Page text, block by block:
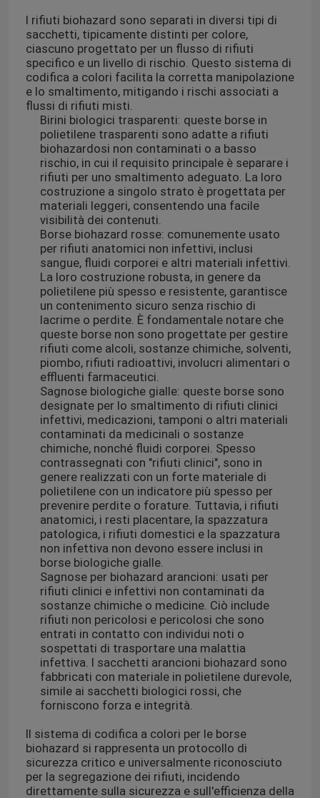
I rifiuti biohazard sono separati in diversi tipi di
sacchetti, tipicamente distinti per colore,
ciascuno progettato per un flusso di rifiuti
specifico e un livello di rischio. Questo sistema di
codifica a colori facilita la corretta manipolazione
e lo smaltimento, mitigando i rischi associati a
flussi di rifiuti misti.
Birini biologici trasparenti: queste borse in
polietilene trasparenti sono adatte a rifiuti
biohazardosi non contaminati o a basso
rischio, in cui il requisito principale è separare i
rifiuti per uno smaltimento adeguato. La loro
costruzione a singolo strato è progettata per
materiali leggeri, consentendo una facile
visibilità dei contenuti.
Borse biohazard rosse: comunemente usato
per rifiuti anatomici non infettivi, inclusi
sangue, fluidi corporei e altri materiali infettivi.
La loro costruzione robusta, in genere da
polietilene più spesso e resistente, garantisce
un contenimento sicuro senza rischio di
lacrime o perdite. È fondamentale notare che
queste borse non sono progettate per gestire
rifiuti come alcoli, sostanze chimiche, solventi,
piombo, rifiuti radioattivi, involucri alimentari o
effluenti farmaceutici.
Sagnose biologiche gialle: queste borse sono
designate per lo smaltimento di rifiuti clinici
infettivi, medicazioni, tamponi o altri materiali
contaminati da medicinali o sostanze
chimiche, nonché fluidi corporei. Spesso
contrassegnati con "rifiuti clinici", sono in
genere realizzati con un forte materiale di
polietilene con un indicatore più spesso per
prevenire perdite o forature. Tuttavia, i rifiuti
anatomici, i resti placentare, la spazzatura
patologica, i rifiuti domestici e la spazzatura
non infettiva non devono essere inclusi in
borse biologiche gialle.
Sagnose per biohazard arancioni: usati per
rifiuti clinici e infettivi non contaminati da
sostanze chimiche o medicine. Ciò include
rifiuti non pericolosi e pericolosi che sono
entrati in contatto con individui noti o
sospettati di trasportare una malattia
infettiva. I sacchetti arancioni biohazard sono
fabbricati con materiale in polietilene durevole,
simile ai sacchetti biologici rossi, che
forniscono forza e integrità.
Il sistema di codifica a colori per le borse
biohazard si rappresenta un protocollo di
sicurezza critico e universalmente riconosciuto
per la segregazione dei rifiuti, incidendo
direttamente sulla sicurezza e sull'efficienza della